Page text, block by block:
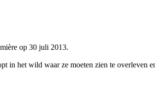
op 30 juli 2013.
in het wild waar ze moeten zien te overleven